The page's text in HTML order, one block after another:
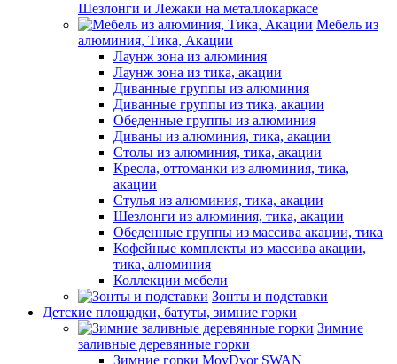
Шезлонги и Лежаки на металлокаркасе
Мебель из
алюминия, Тика, Акации
Лаунж зона из алюминия
Лаунж зона из тика, акации
Диванные группы из алюминия
Диванные группы из тика, акации
Обеденные группы из алюминия
Диваны из алюминия, тика, акации
Столы из алюминия, тика, акации
Кресла, оттоманки из алюминия, тика,
акации
Стулья из алюминия, тика, акации
Шезлонги из алюминия, тика, акации
Обеденные группы из массива акации, тика
Кофейные комплекты из массива акации,
тика, алюминия
Коллекции мебели
Зонты и подставки
Детские площадки, батуты, зимние горки
Зимние
заливные деревянные горки
Зимние горки MoyDvor SWAN